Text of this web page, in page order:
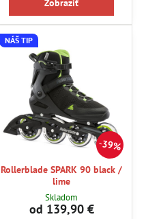
Zobraziť
39%
NÁŠ TIP
Rollerblade SPARK 90 black /
lime
Skladom
od 139,90 €